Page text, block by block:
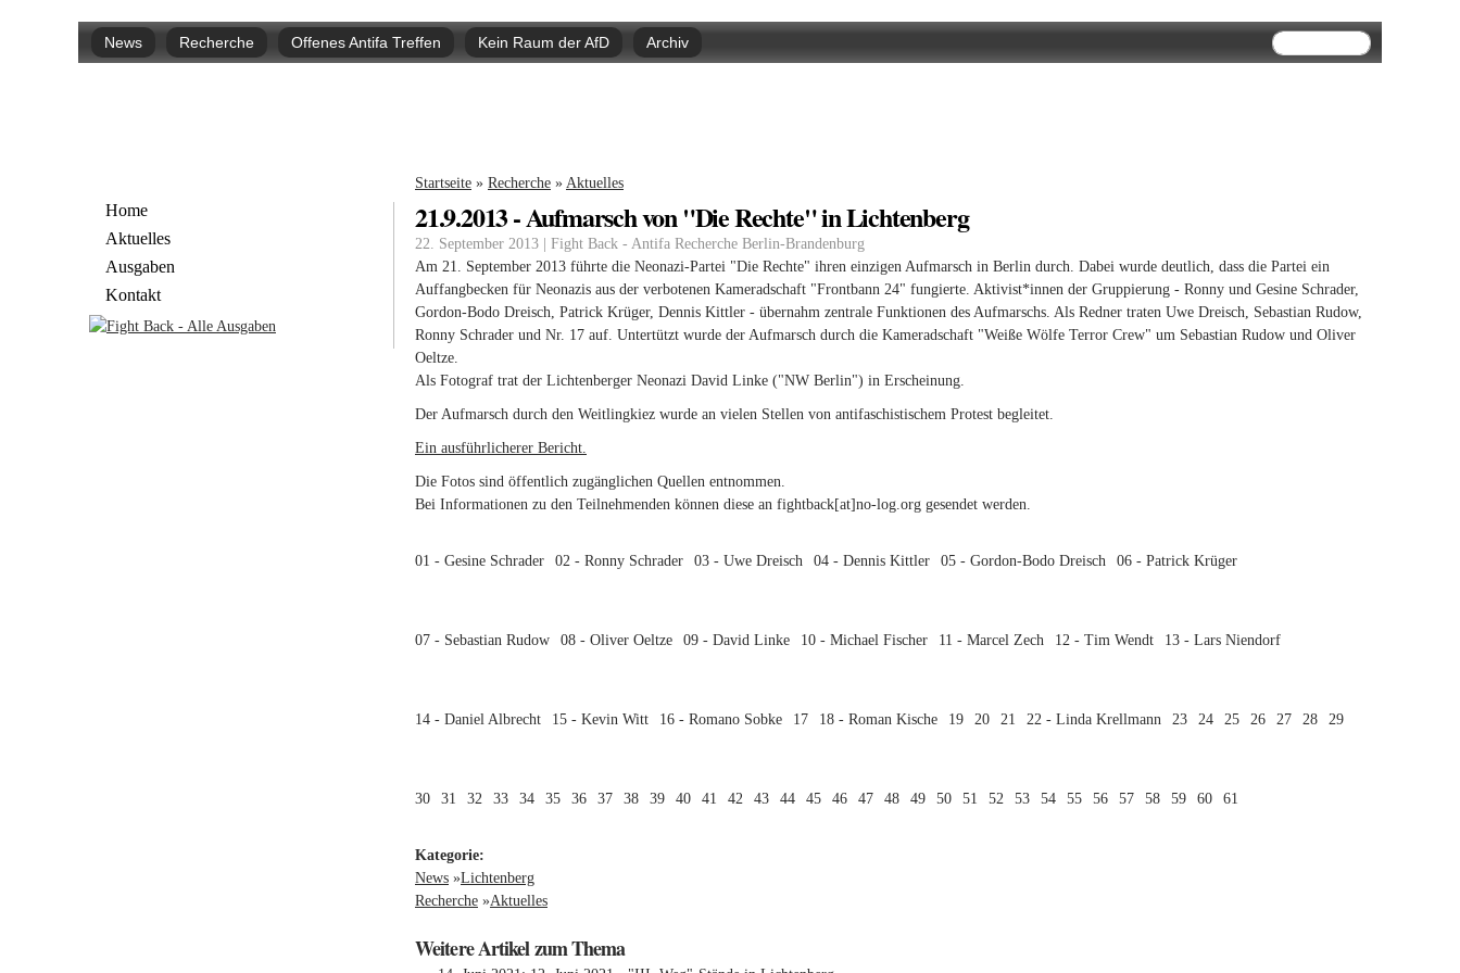
zum
Inhalt
Hauptmenü
News Recherche Offenes Antifa Treffen Kein Raum der AfD Archiv Suchformular
Suche
Sie sind hier
Startseite » Recherche » Aktuelles
Home
Aktuelles
Ausgaben
Kontakt
21.9.2013 - Aufmarsch von "Die Rechte" in Lichtenberg
22. September 2013 | Fight Back - Antifa Recherche Berlin-Brandenburg
Am 21. September 2013 führte die Neonazi-Partei "Die Rechte" ihren einzigen Aufmarsch in Berlin durch. Dabei wurde deutlich, dass die Partei ein
Auffangbecken für Neonazis aus der verbotenen Kameradschaft "Frontbann 24" fungierte. Aktivist*innen der Gruppierung - Ronny und Gesine Schrader,
Gordon-Bodo Dreisch, Patrick Krüger, Dennis Kittler - übernahm zentrale Funktionen des Aufmarschs. Als Redner traten Uwe Dreisch, Sebastian Rudow,
Ronny Schrader und Nr. 17 auf. Untertützt wurde der Aufmarsch durch die Kameradschaft "Weiße Wölfe Terror Crew" um Sebastian Rudow und Oliver
Oeltze.
Als Fotograf trat der Lichtenberger Neonazi David Linke ("NW Berlin") in Erscheinung.
Der Aufmarsch durch den Weitlingkiez wurde an vielen Stellen von antifaschistischem Protest begleitet.
Ein ausführlicherer Bericht.
Die Fotos sind öffentlich zugänglichen Quellen entnommen.
Bei Informationen zu den Teilnehmenden können diese an fightback[at]no-log.org gesendet werden.
01 - Gesine Schrader 02 - Ronny Schrader 03 - Uwe Dreisch 04 - Dennis Kittler 05 - Gordon-Bodo Dreisch 06 - Patrick Krüger
07 - Sebastian Rudow 08 - Oliver Oeltze 09 - David Linke 10 - Michael Fischer 11 - Marcel Zech 12 - Tim Wendt 13 - Lars Niendorf
14 - Daniel Albrecht 15 - Kevin Witt 16 - Romano Sobke 17 18 - Roman Kische 19 20 21 22 - Linda Krellmann 23 24 25 26 27 28 29
30 31 32 33 34 35 36 37 38 39 40 41 42 43 44 45 46 47 48 49 50 51 52 53 54 55 56 57 58 59 60 61
Kategorie:
News »Lichtenberg
Recherche »Aktuelles
Weitere Artikel zum Thema